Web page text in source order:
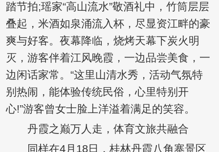
踏节拍;瑶家“高山流水”敬酒礼中，竹筒层层
叠起，米酒如泉涌流入杯，尽显资江畔的豪
爽与好客。夜幕降临，烧烤天幕下炭火明
灭，游客伴着江风晚霞，一边品尝美食，一
边闲话家常。“这里山清水秀，活动气氛特
别热闹，能体验传统民俗，心里特别开
心!”游客曾女士脸上洋溢着满足的笑容。
丹霞之巅万人走，体育文旅共融合
同样在4月18日，桂林丹霞八角寨景区